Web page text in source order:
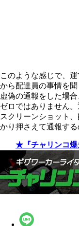
このような感じで、
から配達員の事情を
虚偽の通報をした場
ゼロではありません
スクリーンショット
かり押さえて通報する
★『チャリンコ